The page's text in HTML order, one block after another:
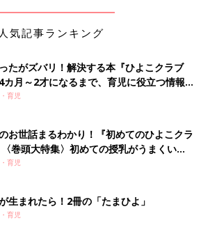
トとコーンのバターあえ 作り方・
1歳6ヶ月ごろから使える、野菜や果物な
ビタミン類を含む食材を使った、体の調子を
るビタミンのレシピをご紹介。ポテトとコ
ちゃとれんこんチップス 作り方・
ピ 離乳食完了期1歳 ～1歳6ヶ月ごろ
1歳6ヶ月ごろから使える、野菜や果物な
えるビタミンのレシピをご紹介。かぼちゃと
こんチップス
気記事ランキング
たがズバリ！解決する本『ひよこクラブ
月～2才になるまで、育児に役立つ情報が
育児
お世話まるわかり！『初めてのひよこクラ
巻頭大特集〉初めての授乳がうまくい
い・ミルクの基本と夏のトラブル 解決テ
育児
生まれたら！2冊の「たまひよ」
育児